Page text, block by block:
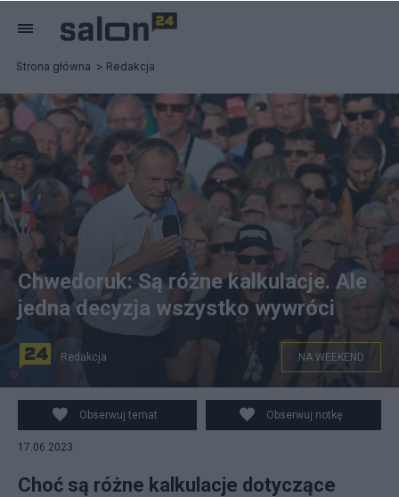
Strona główna Redakcja
Donald Tusk może wykonać ruch, który byłby bardzo
groźny dla PIS Fot. PAP/Jakub Kaczmarczyk
Chwedoruk: Są różne kalkulacje. Ale
jedna decyzja wszystko wywróci
Redakcja NA WEEKEND
Obserwuj temat Obserwuj notkę
17.06.2023
Choć są różne kalkulacje dotyczące